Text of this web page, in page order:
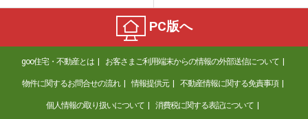
PC版へ
goo住宅・不動産とは お客さまご利用端末からの情報の外部送信について
物件に関するお問合せの流れ 情報提供元 不動産情報に関する免責事項
個人情報の取り扱いについて 消費税に関する表記について